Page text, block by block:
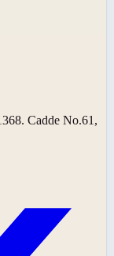
Cadde No.61,